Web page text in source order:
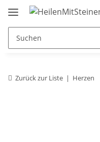
Zurück zur Liste Herzen